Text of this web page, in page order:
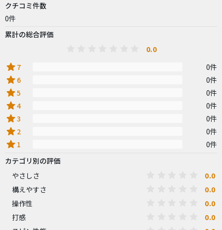
クチコミ件数
0件
累計の総合評価
0.0
star 7 0件
star 6 0件
star5 0件
star4 0件
star3 0件
star 2 0件
star 1
0件
カテゴリ別の評価
やさしさ
0.0
構えやすさ 0.0
操作性 0.0
打感 0.0